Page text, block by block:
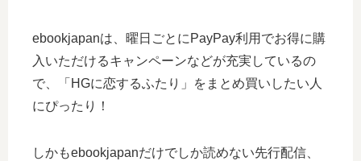
ebookjapanは、曜日ごとにPayPay利用でお得に購
入いただけるキャンペーンなどが充実しているの
で、「HGに恋するふたり」をまとめ買いしたい人
にぴったり！
しかもebookjapanだけでしか読めない先行配信、